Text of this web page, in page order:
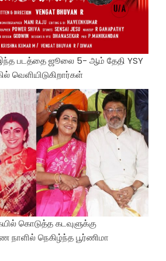
இந்த படத்தை ஜூலை 5- ஆம் தேதி YSY
வெளியிடுகிறார்கள்
கொடுத்த கடவுளுக்கு
நாளில் நெகிழ்ந்த பூர்ணிமா